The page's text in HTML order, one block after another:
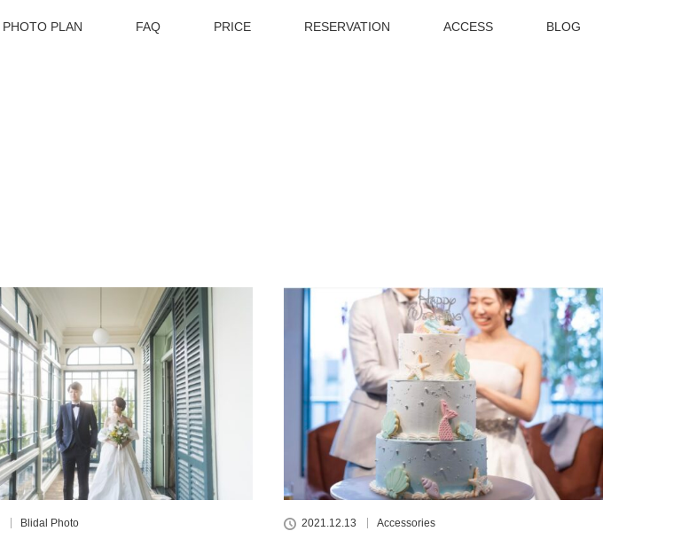
PHOTO PLAN FAQ PRICE RESERVATION ACCESS BLOG
Blidal Photo 2021.12.13 Accessories